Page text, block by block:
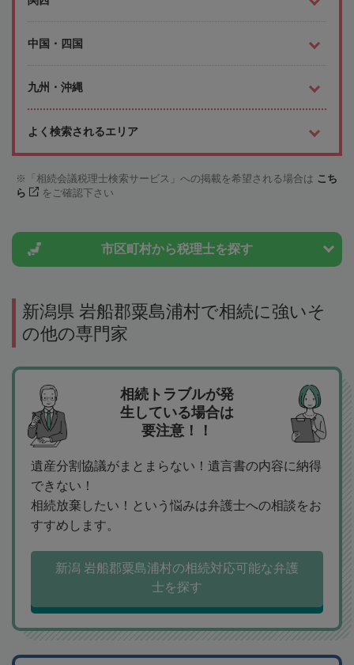
中国・四国
九州・沖縄
よく検索されるエリア
「相続会議税理士検索サービス」への掲載を希望される場合は こち
ら
をご確認下さい
市区町村から税理士を探す
新潟県 岩船郡粟島浦村で相続に強いそ
の他の専門家
相続トラブルが発
生している場合は
要注意！！
遺産分割協議がまとまらない！遺言書の内容に納得
できない！
相続放棄したい！という悩みは弁護士への相談をお
すすめします。
新潟 岩船郡粟島浦村の相続対応可能な弁護
士を探す